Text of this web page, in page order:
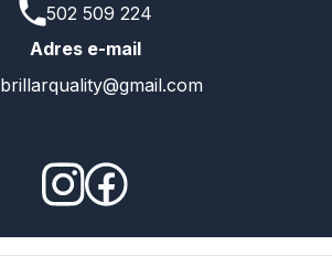
502 509 224
Adres e-mail
brillarquality@gmail.com